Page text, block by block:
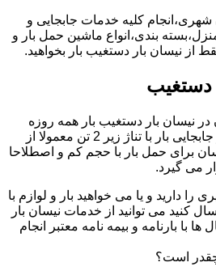
کلیه خدمات جابجایی و
بندی،انواع ماشین حمل بار و
از نیسان بار دستغیب بار بخواهید.
دستغیب
در نیسان بار دستغیب بار همه روزه
انجام می شود.برای حمل و جابجایی بار با تناژ زیر 2 تن معمولا از
برای حمل بار با حجم کم و اصطلاحا
می گیرد.
دارید و یا می خواهید بار و لوازم با
کنید می توانید از خدمات نیسان بار
با بارنامه و بیمه نامه معتبر انجام
است؟